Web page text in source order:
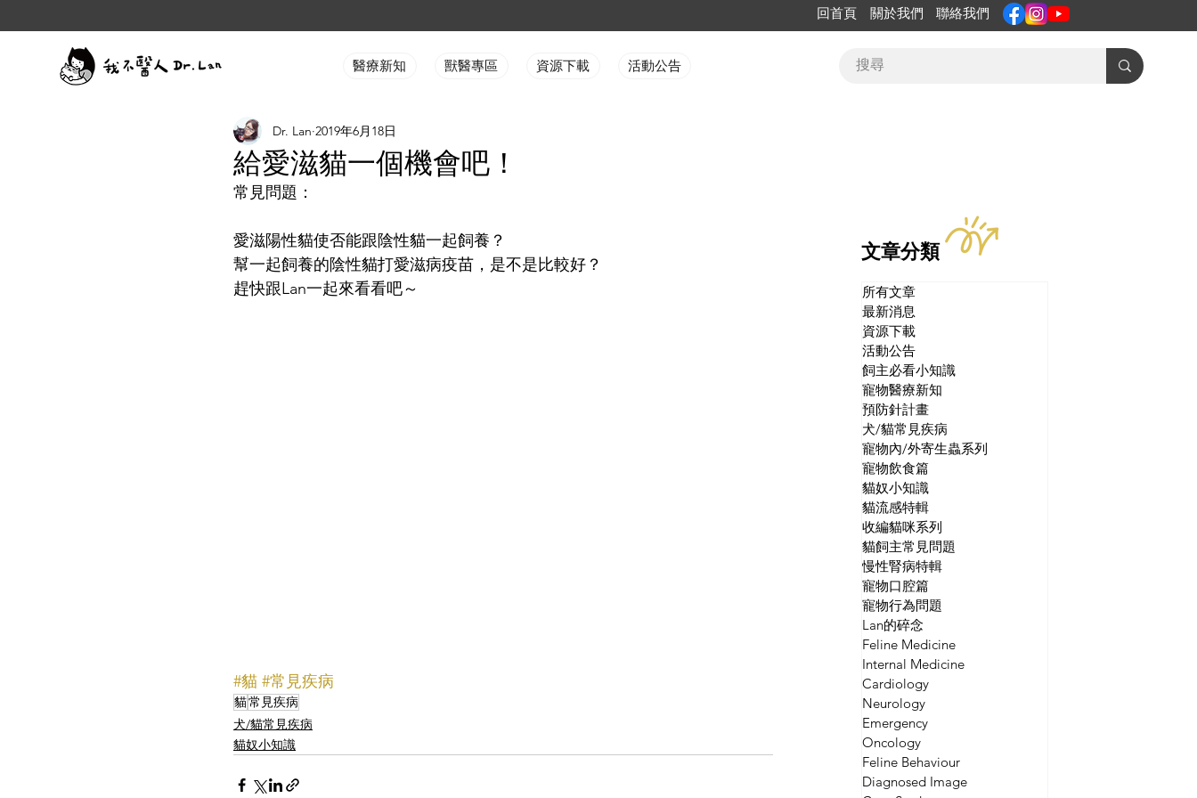
回首頁 關於我們 聯絡我們
醫療新知 獸醫專區 資源下載 活動公告
給愛滋貓一個機會吧！
Dr. Lan 2019年6月18日
常見問題：
愛滋陽性貓使否能跟陰性貓一起飼養？
幫一起飼養的陰性貓打愛滋病疫苗，是不是比較好？
趕快跟Lan一起來看看吧～
#貓 #常見疾病
貓常見疾病
犬/貓常見疾病
貓奴小知識
文章分類
所有文章
最新消息
資源下載
活動公告
飼主必看小知識
寵物醫療新知
預防針計畫
犬/貓常見疾病
寵物內/外寄生蟲系列
寵物飲食篇
貓奴小知識
貓流感特輯
收編貓咪系列
貓飼主常見問題
慢性腎病特輯
寵物口腔篇
寵物行為問題
Lan的碎念
Feline Medicine
Internal Medicine
Cardiology
Neurology
Emergency
Oncology
Feline Behaviour
Diagnosed Image